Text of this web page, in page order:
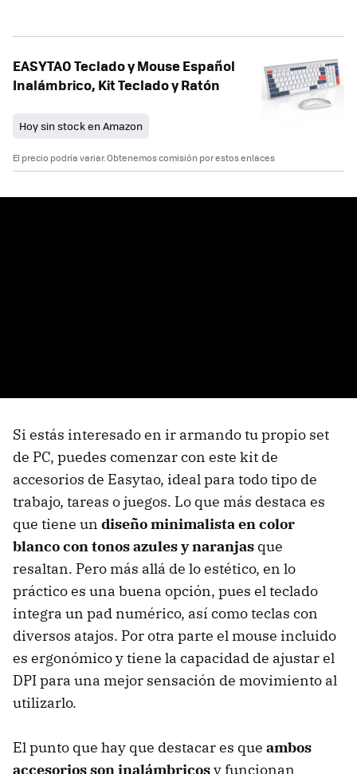
EASYTAO Teclado y Mouse Español
Inalámbrico, Kit Teclado y Ratón
Hoy sin stock en Amazon
El precio podría variar. Obtenemos comisión por estos enlaces
Si estás interesado en ir armando tu propio set
de PC, puedes comenzar con este kit de
accesorios de Easytao, ideal para todo tipo de
trabajo, tareas o juegos. Lo que más destaca es
que tiene un diseño minimalista en color
blanco con tonos azules y naranjas que
resaltan. Pero más allá de lo estético, en lo
práctico es una buena opción, pues el teclado
integra un pad numérico, así como teclas con
diversos atajos. Por otra parte el mouse incluido
es ergonómico y tiene la capacidad de ajustar el
DPI para una mejor sensación de movimiento al
utilizarlo.
El punto que hay que destacar es que ambos
accesorios son inalámbricosy funcionan